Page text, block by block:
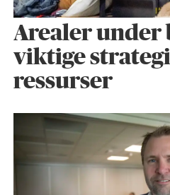
Arealer under
viktige
ressurser